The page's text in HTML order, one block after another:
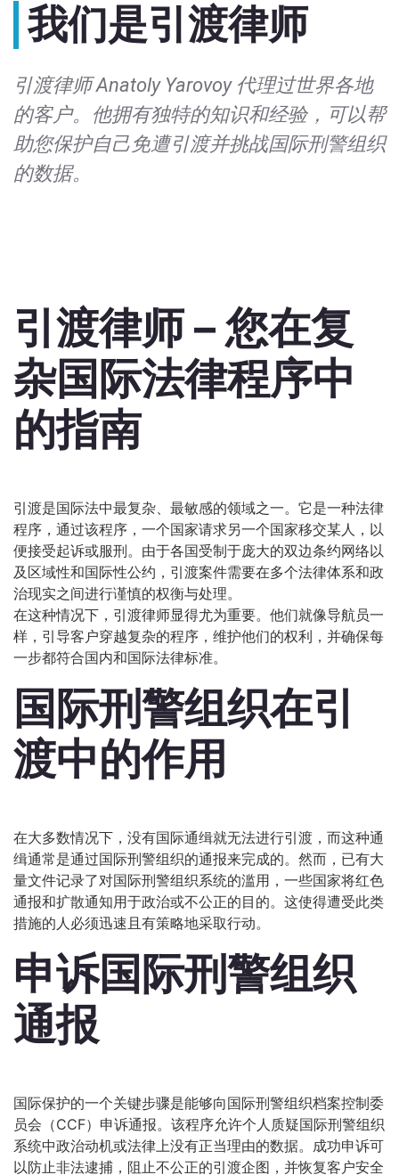
我们是引渡律师
引渡律师 Anatoly Yarovoy 代理过世界各地
的客户。他拥有独特的知识和经验，可以帮
助您保护自己免遭引渡并挑战国际刑警组织
的数据。
引渡律师 – 您在复
杂国际法律程序中
的指南
引渡是国际法中最复杂、最敏感的领域之一。它是一种法律
程序，通过该程序，一个国家请求另一个国家移交某人，以
便接受起诉或服刑。由于各国受制于庞大的双边条约网络以
及区域性和国际性公约，引渡案件需要在多个法律体系和政
治现实之间进行谨慎的权衡与处理。
在这种情况下，引渡律师显得尤为重要。他们就像导航员一
样，引导客户穿越复杂的程序，维护他们的权利，并确保每
一步都符合国内和国际法律标准。
国际刑警组织在引
渡中的作用
在大多数情况下，没有国际通缉就无法进行引渡，而这种通
缉通常是通过国际刑警组织的通报来完成的。然而，已有大
量文件记录了对国际刑警组织系统的滥用，一些国家将红色
通报和扩散通知用于政治或不公正的目的。这使得遭受此类
措施的人必须迅速且有策略地采取行动。
申诉国际刑警组织
通报
国际保护的一个关键步骤是能够向国际刑警组织档案控制委
员会（CCF）申诉通报。该程序允许个人质疑国际刑警组织
系统中政治动机或法律上没有正当理由的数据。成功申诉可
以防止非法逮捕，阻止不公正的引渡企图，并恢复客户安全